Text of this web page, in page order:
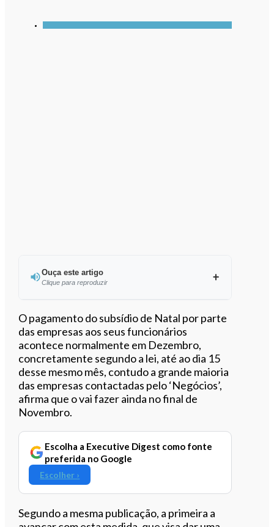
Ouça este artigo
Clique para reproduzir
Ouvir este artigo
O pagamento do subsídio de Natal por parte
das empresas aos seus funcionários
acontece normalmente em Dezembro,
concretamente segundo a lei, até ao dia 15
desse mesmo mês, contudo a grande maioria
das empresas contactadas pelo ‘Negócios’,
afirma que o vai fazer ainda no final de
Novembro.
Escolha a Executive Digest como fonte
preferida no Google
Escolher ›
Segundo a mesma publicação, a primeira a